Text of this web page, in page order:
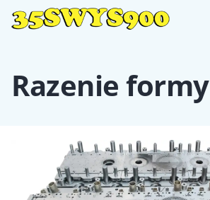
Razenie formy